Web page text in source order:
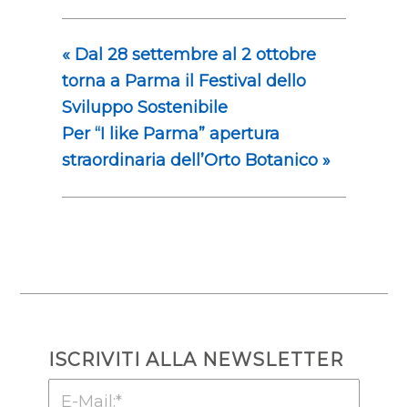
«Dal 28 settembre al 2 ottobre
torna a Parma il Festival dello
Sviluppo Sostenibile
Per “I like Parma” apertura
straordinaria dell’Orto Botanico »
ISCRIVITI ALLA NEWSLETTER